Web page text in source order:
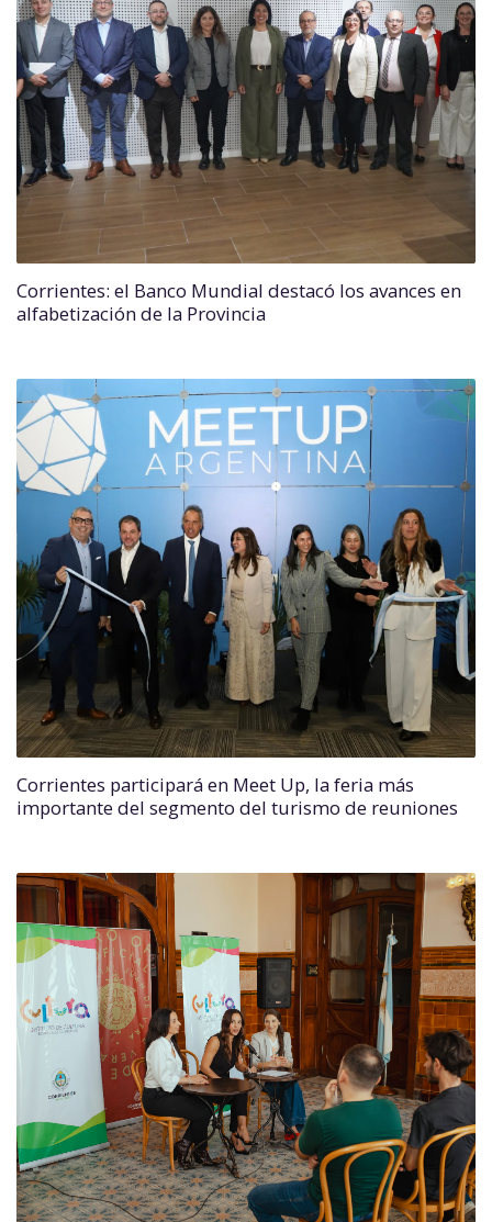
Corrientes: el Banco Mundial destacó los avances en
alfabetización de la Provincia
Corrientes participará en Meet Up, la feria más
importante del segmento del turismo de reuniones